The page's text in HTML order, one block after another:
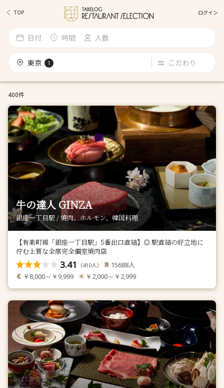
TOP ログイン
日付 時間 人数
東京 1 こだわり
400件
牛の達人 GINZA
銀座一丁目駅 / 焼肉、ホルモン、韓国料理
【有楽町線「銀座一丁目駅」5番出口直結】◎ 駅直結の好立地に
佇む上質な全席完全個室焼肉店
3.41 （410人） 15688人
￥8,000～￥9,999 ￥2,000～￥2,999